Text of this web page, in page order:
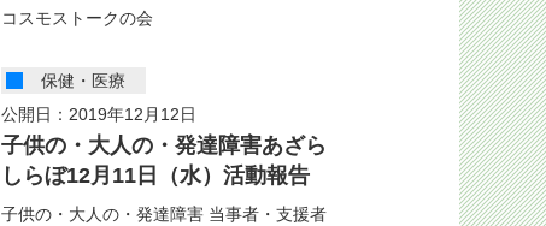
コスモストークの会
保健・医療
公開日：2019年12月12日
子供の・大人の・発達障害あざら
しらぼ12月11日（水）活動報告
子供の・大人の・発達障害 当事者・支援者